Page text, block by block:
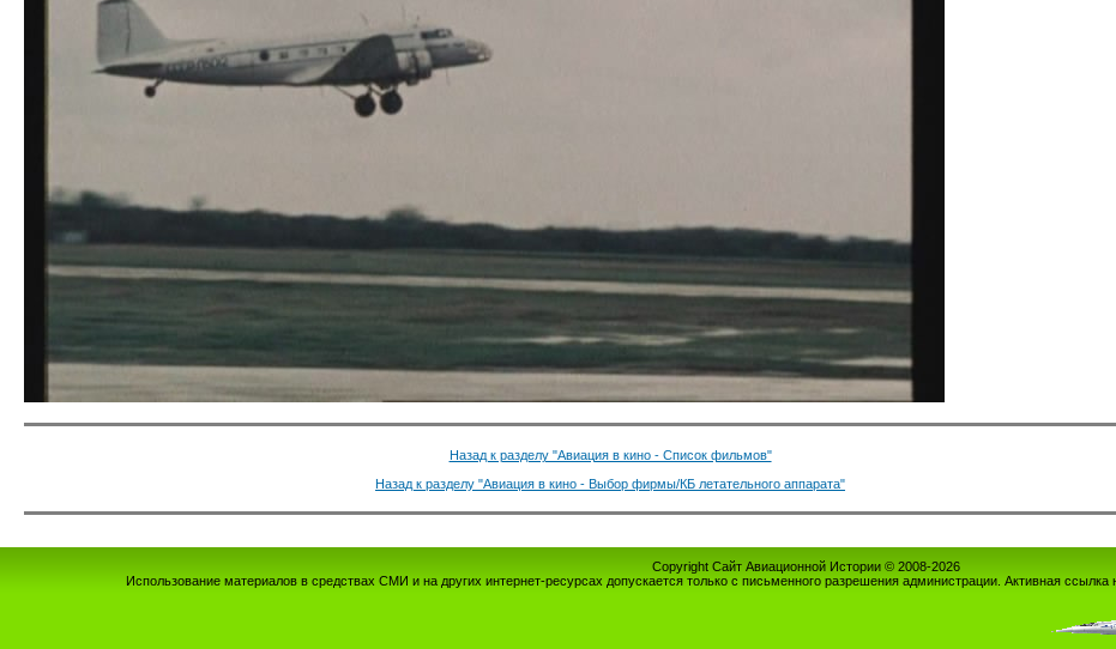
Назад к разделу "Авиация в кино - Список фильмов"
Назад к разделу "Авиация в кино - Выбор фирмы/КБ летательного аппарата"
Copyright Сайт Авиационной Истории © 2008-2026
Использование материалов в средствах СМИ и на других интернет-ресурсах допускается только с письменного разрешения администрации. Активная ссылка